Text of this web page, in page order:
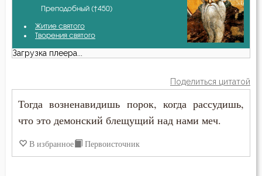
Преподобный (†450)
Житие святого
Творения святого
Загрузка плеера...
Поделиться цитатой
Тогда возненавидишь порок, когда рассудишь,
что это демонский блещущий над нами меч.
В избранное Первоисточник